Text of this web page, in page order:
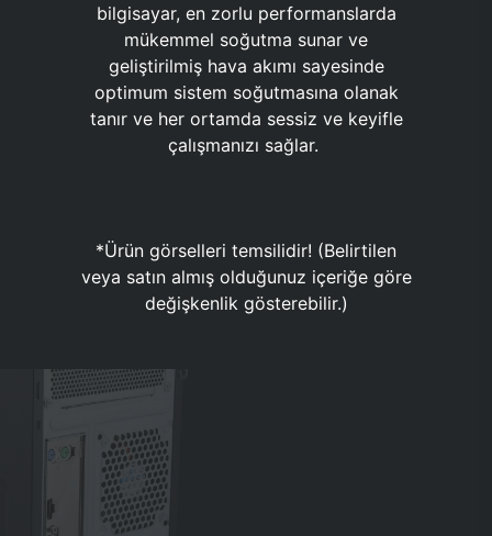
bilgisayar, en zorlu performanslarda
mükemmel soğutma sunar ve
geliştirilmiş hava akımı sayesinde
optimum sistem soğutmasına olanak
tanır ve her ortamda sessiz ve keyifle
çalışmanızı sağlar.
*Ürün görselleri temsilidir! (Belirtilen
veya satın almış olduğunuz içeriğe göre
değişkenlik gösterebilir.)